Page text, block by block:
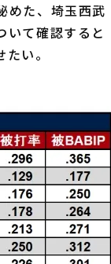
めた、埼玉西武
いて確認すると
い。